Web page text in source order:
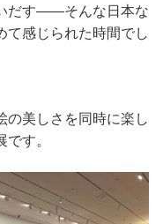
だす――そんな日本な
て感じられた時間でし
の美しさを同時に楽し
す。